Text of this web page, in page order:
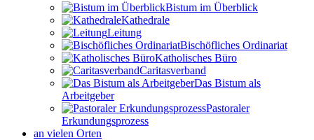
Bistum im Überblick
Kathedrale
Leitung
Bischöfliches Ordinariat
Katholisches Büro
Caritasverband
Das Bistum als
Arbeitgeber
Pastoraler
Erkundungsprozess
an vielen Orten